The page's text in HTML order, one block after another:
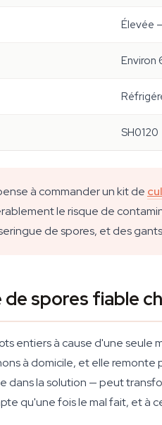
Élevée
Environ
SH0120
à commander un kit de
le risque de
de spores, et des
de spores fiable
entiers à cause d'une
à domicile, et elle
la solution — peut
qu'une fois le mal fait, et à